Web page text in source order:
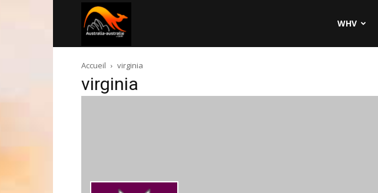
australie.com
WHV
Accueil virginia
virginia